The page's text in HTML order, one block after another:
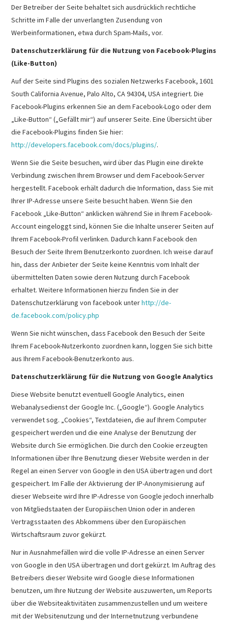
Der Betreiber der Seite behaltet sich ausdrücklich rechtliche
Schritte im Falle der unverlangten Zusendung von
Werbeinformationen, etwa durch Spam-Mails, vor.
Datenschutzerklärung für die Nutzung von Facebook-Plugins
(Like-Button)
Auf der Seite sind Plugins des sozialen Netzwerks Facebook, 1601
South California Avenue, Palo Alto, CA 94304, USA integriert. Die
Facebook-Plugins erkennen Sie an dem Facebook-Logo oder dem
„Like-Button“ („Gefällt mir“) auf unserer Seite. Eine Übersicht über
die Facebook-Plugins finden Sie hier:
http://developers.facebook.com/docs/plugins/.
Wenn Sie die Seite besuchen, wird über das Plugin eine direkte
Verbindung zwischen Ihrem Browser und dem Facebook-Server
hergestellt. Facebook erhält dadurch die Information, dass Sie mit
Ihrer IP-Adresse unsere Seite besucht haben. Wenn Sie den
Facebook „Like-Button“ anklicken während Sie in Ihrem Facebook-
Account eingeloggt sind, können Sie die Inhalte unserer Seiten auf
Ihrem Facebook-Profil verlinken. Dadurch kann Facebook den
Besuch der Seite Ihrem Benutzerkonto zuordnen. Ich weise darauf
hin, dass der Anbieter der Seite keine Kenntnis vom Inhalt der
übermittelten Daten sowie deren Nutzung durch Facebook
erhaltet. Weitere Informationen hierzu finden Sie in der
Datenschutzerklärung von facebook unterhttp://de-
de.facebook.com/policy.php
Wenn Sie nicht wünschen, dass Facebook den Besuch der Seite
Ihrem Facebook-Nutzerkonto zuordnen kann, loggen Sie sich bitte
aus Ihrem Facebook-Benutzerkonto aus.
Datenschutzerklärung für die Nutzung von Google Analytics
Diese Website benutzt eventuell Google Analytics, einen
Webanalysedienst der Google Inc. („Google“). Google Analytics
verwendet sog. „Cookies“, Textdateien, die auf Ihrem Computer
gespeichert werden und die eine Analyse der Benutzung der
Website durch Sie ermöglichen. Die durch den Cookie erzeugten
Informationen über Ihre Benutzung dieser Website werden in der
Regel an einen Server von Google in den USA übertragen und dort
gespeichert. Im Falle der Aktivierung der IP-Anonymisierung auf
dieser Webseite wird Ihre IP-Adresse von Google jedoch innerhalb
von Mitgliedstaaten der Europäischen Union oder in anderen
Vertragsstaaten des Abkommens über den Europäischen
Wirtschaftsraum zuvor gekürzt.
Nur in Ausnahmefällen wird die volle IP-Adresse an einen Server
von Google in den USA übertragen und dort gekürzt. Im Auftrag des
Betreibers dieser Website wird Google diese Informationen
benutzen, um Ihre Nutzung der Website auszuwerten, um Reports
über die Websiteaktivitäten zusammenzustellen und um weitere
mit der Websitenutzung und der Internetnutzung verbundene